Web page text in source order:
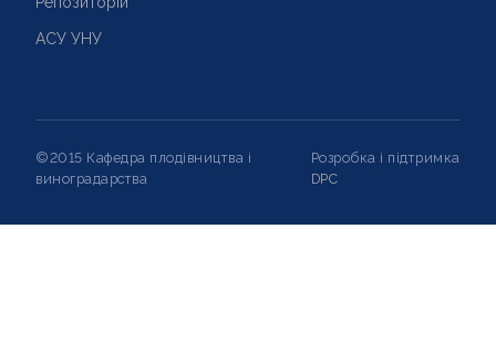
АСУ УНУ
©2015 Кафедра плодівництва і
виноградарства
Розробка і підтримка
DPC